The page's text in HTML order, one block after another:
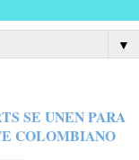
▼
SE UNEN PARA
COLOMBIANO